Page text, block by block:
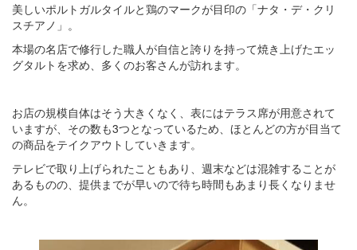
美しいポルトガルタイルと鶏のマークが目印の「ナタ・デ・クリ
スチアノ」。
本場の名店で修行した職人が自信と誇りを持って焼き上げたエッ
グタルトを求め、多くのお客さんが訪れます。
お店の規模自体はそう大きくなく、表にはテラス席が用意されて
いますが、その数も3つとなっているため、ほとんどの方が目当て
の商品をテイクアウトしていきます。
テレビで取り上げられたこともあり、週末などは混雑することが
あるものの、提供までが早いので待ち時間もあまり長くなりませ
ん。